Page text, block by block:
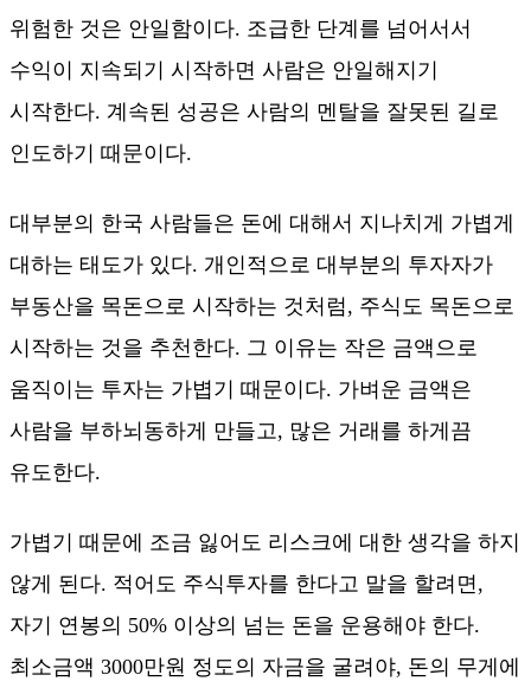
위험한 것은 안일함이다. 조급한 단계를 넘어서서
수익이 지속되기 시작하면 사람은 안일해지기
시작한다. 계속된 성공은 사람의 멘탈을 잘못된 길로
인도하기 때문이다.
대부분의 한국 사람들은 돈에 대해서 지나치게 가볍게
대하는 태도가 있다. 개인적으로 대부분의 투자자가
부동산을 목돈으로 시작하는 것처럼, 주식도 목돈으로
시작하는 것을 추천한다. 그 이유는 작은 금액으로
움직이는 투자는 가볍기 때문이다. 가벼운 금액은
사람을 부하뇌동하게 만들고, 많은 거래를 하게끔
유도한다.
가볍기 때문에 조금 잃어도 리스크에 대한 생각을 하지
않게 된다. 적어도 주식투자를 한다고 말을 할려면,
자기 연봉의 50% 이상의 넘는 돈을 운용해야 한다.
최소금액 3000만원 정도의 자금을 굴려야, 돈의 무게에